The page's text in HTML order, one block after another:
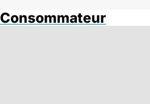
Consommateur